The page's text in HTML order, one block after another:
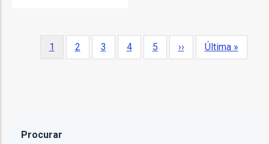
PaginaçãoPágina
1 Página
2 Página
3 Página
4 Página
5
Próxima
››
Última
Última »
Procurar